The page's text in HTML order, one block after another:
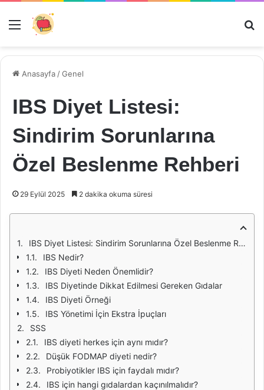
Menü
Anasayfa /Genel
IBS Diyet Listesi:
Sindirim Sorunlarına
Özel Beslenme Rehberi
29 Eylül 2025 2 dakika okuma süresi
IBS Diyet Listesi: Sindirim Sorunlarına Özel Beslenme Rehberi
IBS Nedir?
IBS Diyeti Neden Önemlidir?
IBS Diyetinde Dikkat Edilmesi Gereken Gıdalar
IBS Diyeti Örneği
IBS Yönetimi İçin Ekstra İpuçları
SSS
IBS diyeti herkes için aynı mıdır?
Düşük FODMAP diyeti nedir?
Probiyotikler IBS için faydalı mıdır?
IBS için hangi gıdalardan kaçınılmalıdır?